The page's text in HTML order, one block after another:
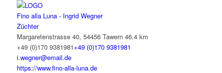
Fino alla Luna - Ingrid Wegner
Züchter
Margaretenstrasse 40, 54456 Tawern 46.4 km
+49 (0)170 9381981+49 (0)170 9381981
i.wegner@email.de
https://www.fino-alla-luna.de